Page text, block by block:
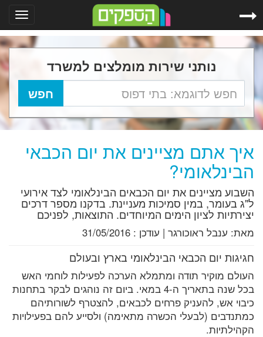
נותני שירות מומלצים למשרד
איך אתם מציינים את יום הכבאי
הבינלאומי?
השבוע מציינים את יום הכבאים הבינלאומי לצד אירועי
ל"ג בעומר, במין סמיכות מעניינת. בדקנו מספר דרכים
יצירתיות לציון הימים המיוחדים. התוצאות, לפניכם
מאת: ענבל ראוכורגר | עודכן : 31/05/2016
חגיגות יום הכבאי הבינלאומי בארץ ובעולם
העולם מוקיר תודה ומתמלא הערכה לפעילות לוחמי האש
בכל שנה בתאריך ה-4 במאי. ביום זה נוהגים לבקר בתחנות
כיבוי אש, להעניק פרחים לכבאים, להצטרף לשורותיהם
כמתנדבים (לבעלי הכשרה מתאימה) ולסייע להם בפעילויות
הקהילתיות.